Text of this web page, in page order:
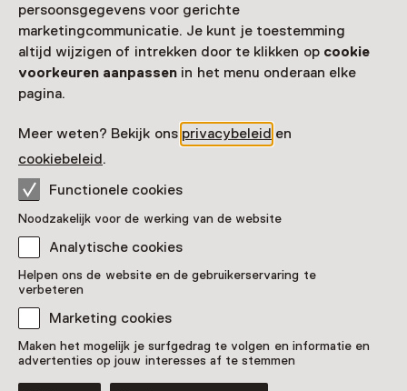
persoonsgegevens voor gerichte
marketingcommunicatie. Je kunt je toestemming
altijd wijzigen of intrekken door te klikken op cookie
voorkeuren aanpassen in het menu onderaan elke
pagina.
Meer weten? Bekijk ons privacybeleid en
cookiebeleid.
Functionele cookies
Noodzakelijk voor de werking van de website
Analytische cookies
Helpen ons de website en de gebruikerservaring te
verbeteren
Marketing cookies
Maken het mogelijk je surfgedrag te volgen en informatie en
advertenties op jouw interesses af te stemmen
Toon beschikbaarheid
Locatie
Museum Kranenburgh
Route plannenOpent in een nieuw tabblad
Meer openingstijden
Zien & doen in Museum
Kranenburgh